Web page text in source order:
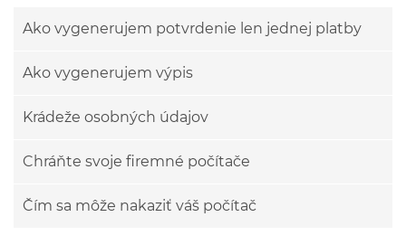
Ako vygenerujem potvrdenie len jednej platby
Ako vygenerujem výpis
Krádeže osobných údajov
Chráňte svoje firemné počítače
Čím sa môže nakaziť váš počítač